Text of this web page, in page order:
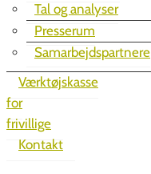
Tal og analyser
Presserum
Samarbejdspartnere
Værktøjskasse
for
frivillige
Kontakt